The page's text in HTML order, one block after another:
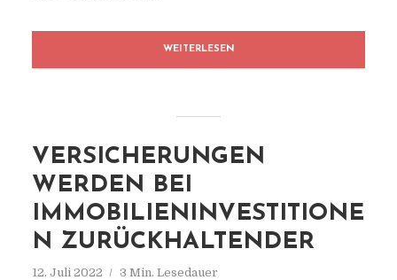
WEITERLESEN
VERSICHERUNGEN
WERDEN BEI
IMMOBILIENINVESTITIONE
N ZURÜCKHALTENDER
12. Juli 2022 3 Min. Lesedauer